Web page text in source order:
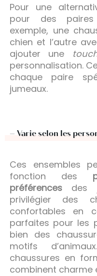
Pour une
pour des paires
exemple, une
chien et l’autre
ajouter une
personnalisation.
chaque paire
jumeaux.
– Varie selon les
Ces ensembles
fonction des
préférences des
privilégier des
confortables en
parfaites pour les
bien des
motifs
chaussures en
combinent charme